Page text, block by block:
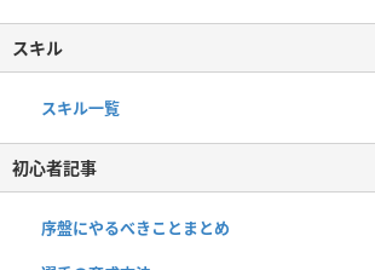
スキル
スキル一覧
初心者記事
序盤にやるべきことまとめ